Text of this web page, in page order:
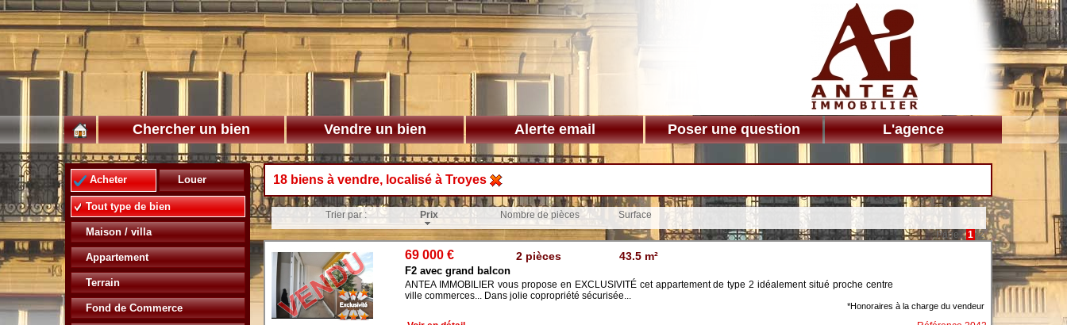
Chercher un bien Vendre un bien Alerte email Poser une question L'agence
Acheter Louer
Tout type de bien
Maison / villa
Appartement
Terrain
Fond de Commerce
18 biens à vendre, localisé à Troyes
Trier par : Prix Nombre de pièces
Surface
Page :1 2
69 000 € 2 pièces 43.5 m²
F2 avec grand balcon
ANTEA IMMOBILIER vous propose en EXCLUSIVITÉ cet appartement de type 2 idéalement situé proche centre
ville commerces... Dans jolie copropriété sécurisée...
*Honoraires à la charge du vendeur